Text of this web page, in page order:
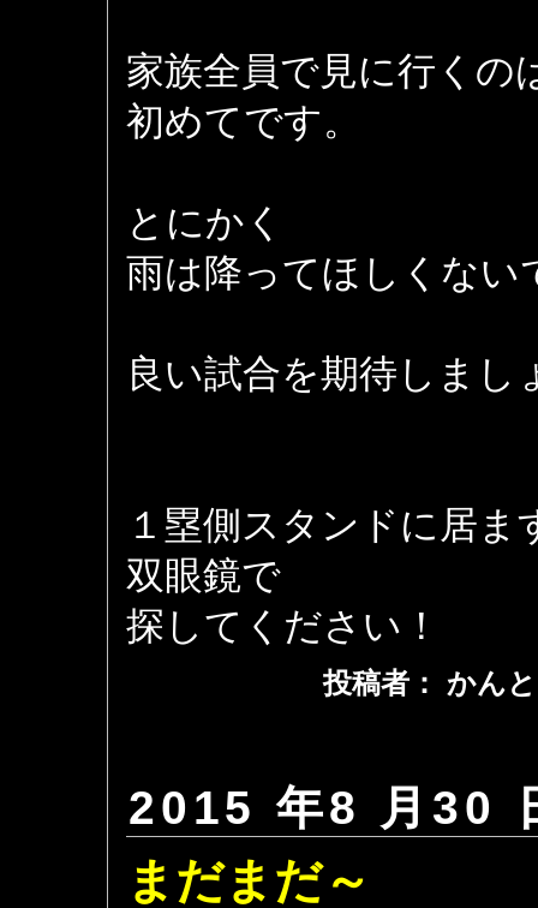
家族全員で見に行くの
初めてです。
とにかく
雨は降ってほしくない
良い試合を期待しまし
１塁側スタンドに居ま
双眼鏡で
探してください！
投稿者： かん
2015 年8 月30
まだまだ～